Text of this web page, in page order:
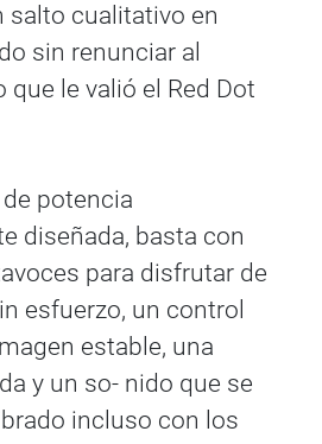
salto cualitativo en
sin renunciar al
que le valió el Red Dot
potencia
diseñada, basta con
para disfrutar de
esfuerzo, un control
estable, una
y un so- nido que se
incluso con los